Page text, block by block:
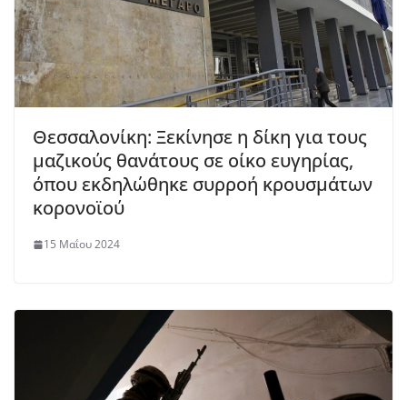
Θεσσαλονίκη: Ξεκίνησε η δίκη για τους
μαζικούς θανάτους σε οίκο ευγηρίας,
όπου εκδηλώθηκε συρροή κρουσμάτων
κορονοϊού
15 Μαΐου 2024